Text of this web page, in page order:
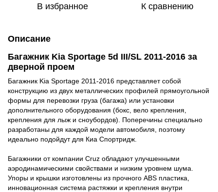
В избранное К сравнению
Описание
Багажник Kia Sportage 5d III/SL 2011-2016 за
дверной проем
Багажник Kia Sportage 2011-2016 представляет собой
конструкцию из двух металлических профилей прямоугольной
формы для перевозки груза (багажа) или установки
дополнительного оборудования (бокс, вело крепления,
крепления для лыж и сноубордов). Поперечины специально
разработаны для каждой модели автомобиля, поэтому
идеально подойдут для Киа Спортридж.
Багажники от компании Cruz обладают улучшенными
аэродинамическими свойствами и низким уровнем шума.
Упоры и крышки изготовлены из прочного ABS пластика,
инновационная система растяжки и крепления внутри